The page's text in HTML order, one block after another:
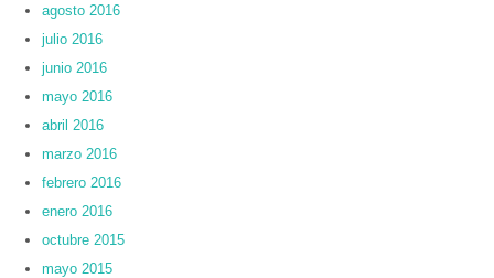
agosto 2016
julio 2016
junio 2016
mayo 2016
abril 2016
marzo 2016
febrero 2016
enero 2016
octubre 2015
mayo 2015